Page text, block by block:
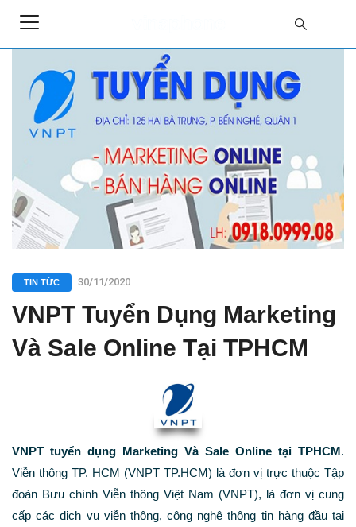
TIN TỨC 30/11/2020
VNPT Tuyển Dụng Marketing
Và Sale Online Tại TPHCM
VNPT tuyển dụng Marketing Và Sale Online tại TPHCM.
Viễn thông TP. HCM (VNPT TP.HCM) là đơn vị trực thuộc Tập
đoàn Bưu chính Viễn thông Việt Nam (VNPT), là đơn vị cung
cấp các dịch vụ viễn thông, công nghệ thông tin hàng đầu tại